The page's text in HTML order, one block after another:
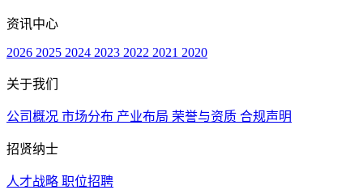
资讯中心
2026 2025 2024 2023 2022 2021 2020
关于我们
公司概况 市场分布 产业布局 荣誉与资质 合规声明
招贤纳士
人才战略 职位招聘